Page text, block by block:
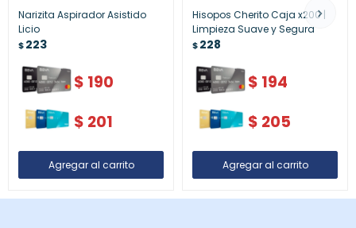
Narizita Aspirador Asistido
Licio
$223
$ 190
$ 201
Hisopos Cherito Caja x200 |
Limpieza Suave y Segura
$228
$ 194
$ 205